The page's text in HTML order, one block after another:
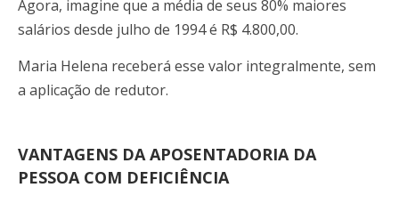
Agora, imagine que a média de seus 80% maiores
salários desde julho de 1994 é R$ 4.800,00.
Maria Helena receberá esse valor integralmente, sem
a aplicação de redutor.
VANTAGENS DA APOSENTADORIA DA
PESSOA COM DEFICIÊNCIA